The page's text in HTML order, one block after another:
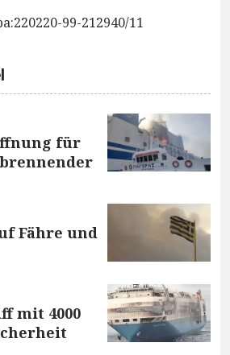
99-212940/11
für
Fähre und
mit 4000